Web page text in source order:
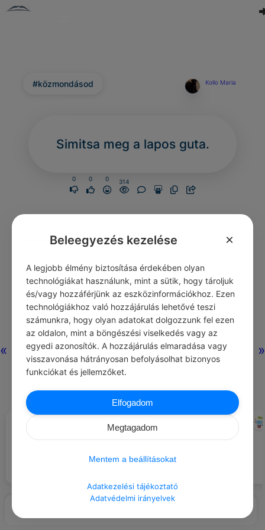
« »
#közmondásod Kollo Maria
Simitsa meg a lapos guta.
0 0 0 314
#IDÉZETEK FÉRFIAK
Senki nem tud egyetlenegy okot
kell hogy a férfi legyen az úr a
CHATGPT
Mutass hálát és köszönetet
támogatásért, amit kapsz.
Beleegyezés kezelése ×
A legjobb élmény biztosítása érdekében olyan
technológiákat használunk, mint a sütik, hogy tároljuk
és/vagy hozzáférjünk az eszközinformációkhoz. Ezen
technológiákhoz való hozzájárulás lehetővé teszi
számunkra, hogy olyan adatokat dolgozzunk fel ezen
az oldalon, mint a böngészési viselkedés vagy az
egyedi azonosítók. A hozzájárulás elmaradása vagy
visszavonása hátrányosan befolyásolhat bizonyos
funkciókat és jellemzőket.
Elfogadom
Megtagadom
Mentem a beállításokat
Adatkezelési tájékoztató
Adatvédelmi irányelvek